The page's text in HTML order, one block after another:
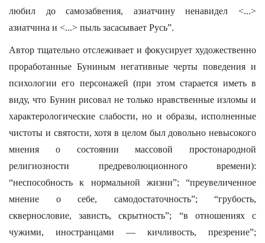
любил до самозабвения, азиатчину ненавидел <...>
азиатчина и <...> пыль засасывает Русь”.
Автор тщательно отслеживает и фокусирует художественно
проработанные Буниным негативные черты поведения и
психологии его персонажей (при этом старается иметь в
виду, что Бунин рисовал не только нравственные изломы и
характерологические слабости, но и образы, исполненные
чистоты и святости, хотя в целом был довольно невысокого
мнения о состоянии массовой простонародной
религиозности предреволюционного времени):
“неспособность к нормальной жизни”; “преувеличенное
мнение о себе, самодостаточность”; “грубость,
сквернословие, зависть, скрытность”; “в отношениях с
чужими, иностранцами — кичливость, презрение”;